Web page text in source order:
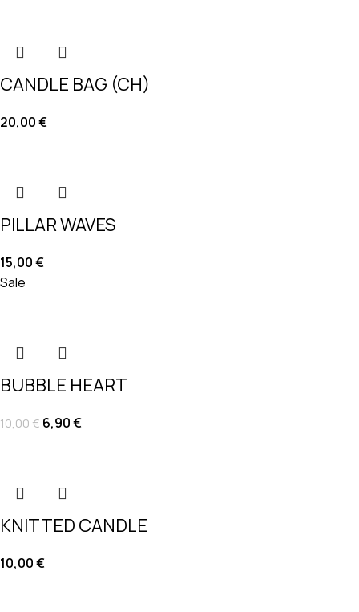
CANDLE BAG (CH)
20,00€
PILLAR WAVES
15,00€
Sale
BUBBLE HEART
10,00€ 6,90€
KNITTED CANDLE
10,00€